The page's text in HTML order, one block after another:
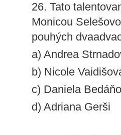
26. Tato
Monicou
pouhých
a) Andrea
b) Nicole
c) Daniela
d) Adriana Gerši